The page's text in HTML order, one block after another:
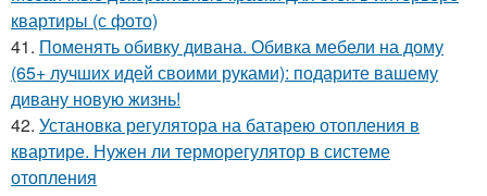
квартиры (с фото)
41. Поменять обивку дивана. Обивка мебели на дому
(65+ лучших идей своими руками): подарите вашему
дивану новую жизнь!
42. Установка регулятора на батарею отопления в
квартире. Нужен ли терморегулятор в системе
отопления